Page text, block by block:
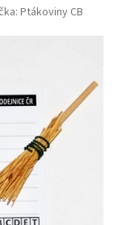
Ptákoviny CB